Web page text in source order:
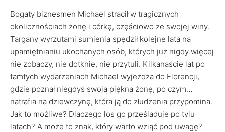
Bogaty biznesmen Michael stracił w tragicznych
okolicznościach żonę i córkę, częściowo ze swojej winy.
Targany wyrzutami sumienia spędził kolejne lata na
upamiętnianiu ukochanych osób, których już nigdy więcej
nie zobaczy, nie dotknie, nie przytuli. Kilkanaście lat po
tamtych wydarzeniach Michael wyjeżdża do Florencji,
gdzie poznał niegdyś swoją piękną żonę, po czym…
natrafia na dziewczynę, która ją do złudzenia przypomina.
Jak to możliwe? Dlaczego los go prześladuje po tylu
latach? A może to znak, który warto wziąć pod uwagę?